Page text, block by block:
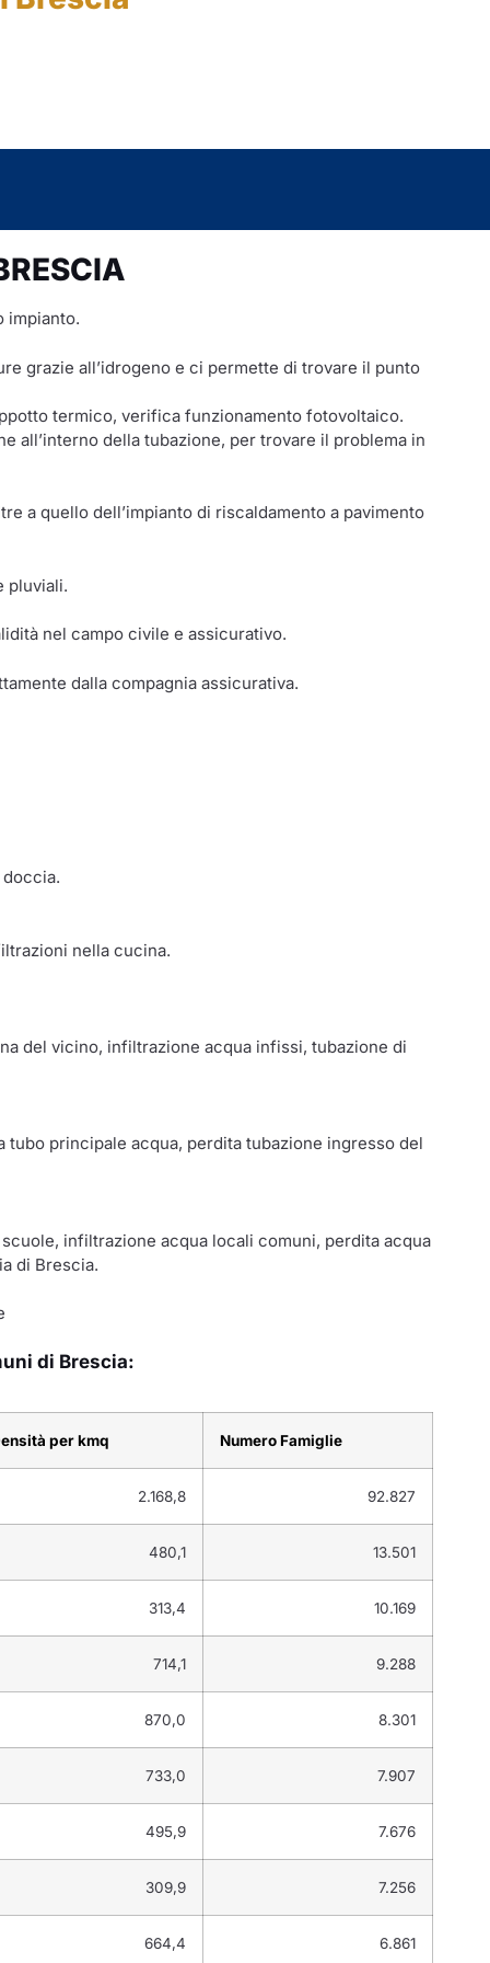
impianto.
grazie all’idrogeno e ci permette di trovare il punto
termico, verifica funzionamento fotovoltaico.
all’interno della tubazione, per trovare il problema in
a quello dell’impianto di riscaldamento a pavimento
pluviali.
nel campo civile e assicurativo.
dalla compagnia assicurativa.
nella cucina.
del vicino, infiltrazione acqua infissi, tubazione di
principale acqua, perdita tubazione ingresso del
infiltrazione acqua locali comuni, perdita acqua
di Brescia.
di Brescia:
per kmq Numero Famiglie
2.168,8 92.827
480,1 13.501
313,4 10.169
714,1 9.288
870,0 8.301
733,0 7.907
495,9 7.676
309,9 7.256
664,4 6.861